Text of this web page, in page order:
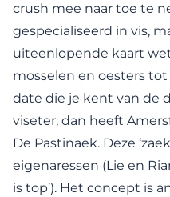
crush mee naar toe te
gespecialiseerd in vis,
uiteenlopende kaart
mosselen en oesters
date die je kent van de
viseter, dan heeft
De Pastinaek. Deze
eigenaressen (Lie en
is top’). Het concept is